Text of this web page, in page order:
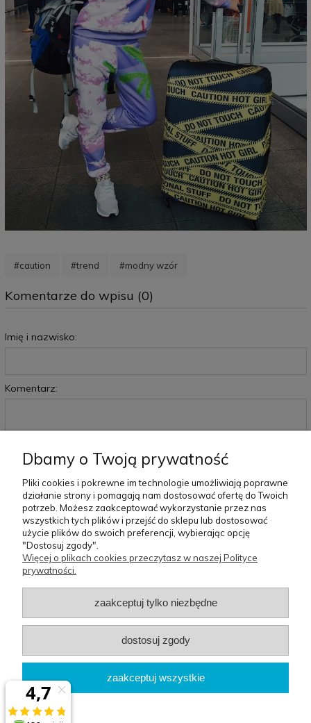
#caution #trend #modny wzór
Komentarze do wpisu (0)
Imię i nazwisko:
Komentarz:
wyślij
Pomoc
Moje
konto
Płatności i
O nas
BG Berlin
: ul.św.Michała 100 61-005 Poznań
Dbamy o Twoją prywatność
Pliki cookies i pokrewne im technologie umożliwiają poprawne
działanie strony i pomagają nam dostosować ofertę do Twoich
potrzeb. Możesz zaakceptować wykorzystanie przez nas
wszystkich tych plików i przejść do sklepu lub dostosować
użycie plików do swoich preferencji, wybierając opcję
"Dostosuj zgody".
Więcej o plikach cookies przeczytasz w naszej Polityce
prywatności.
zaakceptuj tylko niezbędne
dostosuj zgody
zaakceptuj wszystkie